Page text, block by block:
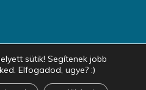
sütik! Segítenek jobb
Elfogadod, ugye? :)